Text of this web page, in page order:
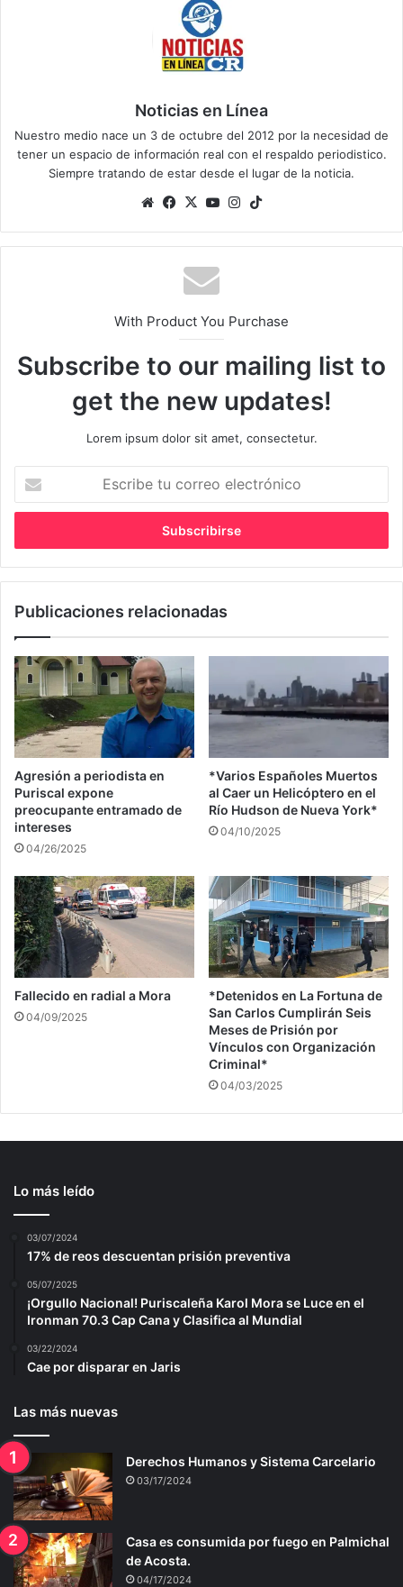
Noticias en Línea
Nuestro medio nace un 3 de octubre del 2012 por la necesidad de
tener un espacio de información real con el respaldo periodistico.
Siempre tratando de estar desde el lugar de la noticia.
SitioFacebook
X YouTubeInstagram
With Product You Purchase
Subscribe to our mailing list to
get the new updates!
Lorem ipsum dolor sit amet, consectetur.
correo
Publicaciones relacionadas
Agresión a periodista en
Puriscal expone
preocupante entramado de
intereses
04/26/2025
*Varios Españoles Muertos
al Caer un Helicóptero en el
Río Hudson de Nueva York*
04/10/2025
Fallecido en radial a Mora
04/09/2025
*Detenidos en La Fortuna de
San Carlos Cumplirán Seis
Meses de Prisión por
Vínculos con Organización
Criminal*
04/03/2025
Lo más leído
03/07/2024
17% de reos descuentan prisión preventiva
05/07/2025
¡Orgullo Nacional! Puriscaleña Karol Mora se Luce en el
Ironman 70.3 Cap Cana y Clasifica al Mundial
03/22/2024
Cae por disparar en Jaris
Las más nuevas
Derechos Humanos y Sistema Carcelario
03/17/2024
Casa es consumida por fuego en Palmichal
de Acosta.
04/17/2024